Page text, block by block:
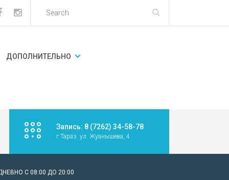
ДОПОЛНИТЕЛЬНО
Запись: 8 (7262) 34-58-78
г.Тараз. ул. Жуанышева, 4
С 08:00 ДО 20:00